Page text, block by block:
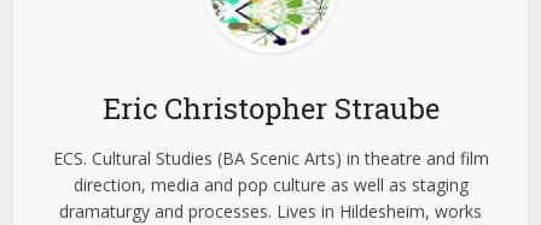
Eric Christopher Straube
ECS. Cultural Studies (BA Scenic Arts) in theatre and film
direction, media and pop culture as well as staging
dramaturgy and processes. Lives in Hildesheim, works